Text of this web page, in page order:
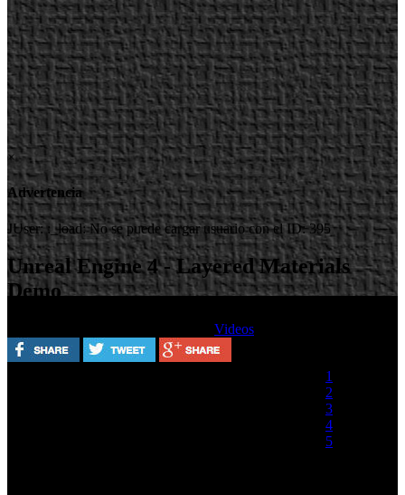
×
Advertencia
JUser: :_load: No se puede cargar usuario con el ID: 395
Unreal Engine 4 - Layered Materials
Demo
Videos
1
2
3
4
5